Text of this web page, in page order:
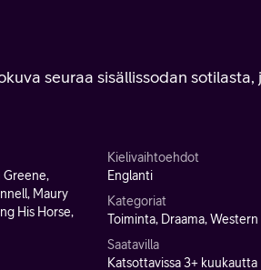
seuraa sisällissodan
Greene,
Maury
His Horse,
Kielivaihtoehdot
Englanti
Kategoriat
Toiminta, Draama, Western
Saatavilla
Katsottavissa 3+ kuukautta